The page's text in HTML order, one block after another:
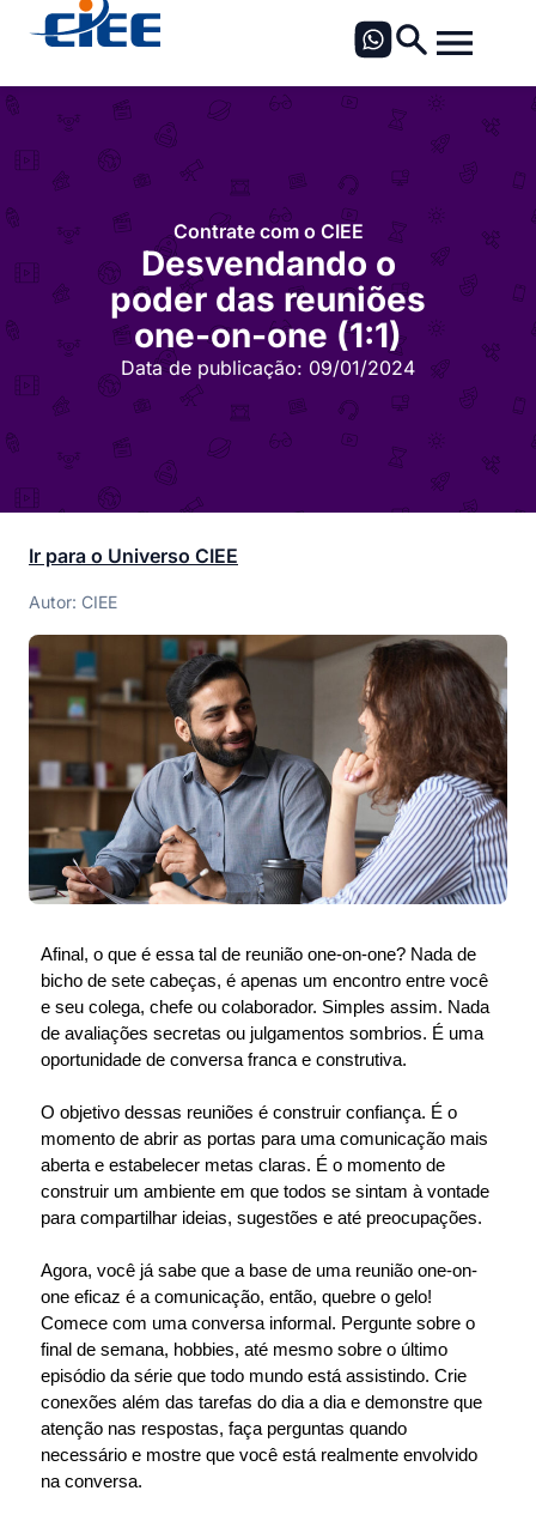
Contrate com o CIEE
Desvendando o
poder das reuniões
one-on-one (1:1)
Data de publicação: 09/01/2024
Ir para o Universo CIEE
Autor: CIEE
Afinal, o que é essa tal de reunião one-on-one? Nada de
bicho de sete cabeças, é apenas um encontro entre você
e seu colega, chefe ou colaborador. Simples assim. Nada
de avaliações secretas ou julgamentos sombrios. É uma
oportunidade de conversa franca e construtiva.
O objetivo dessas reuniões é construir confiança. É o
momento de abrir as portas para uma comunicação mais
aberta e estabelecer metas claras. É o momento de
construir um ambiente em que todos se sintam à vontade
para compartilhar ideias, sugestões e até preocupações.
Agora, você já sabe que a base de uma reunião one-on-
one eficaz é a comunicação, então, quebre o gelo!
Comece com uma conversa informal. Pergunte sobre o
final de semana, hobbies, até mesmo sobre o último
episódio da série que todo mundo está assistindo. Crie
conexões além das tarefas do dia a dia e demonstre que
atenção nas respostas, faça perguntas quando
necessário e mostre que você está realmente envolvido
na conversa.